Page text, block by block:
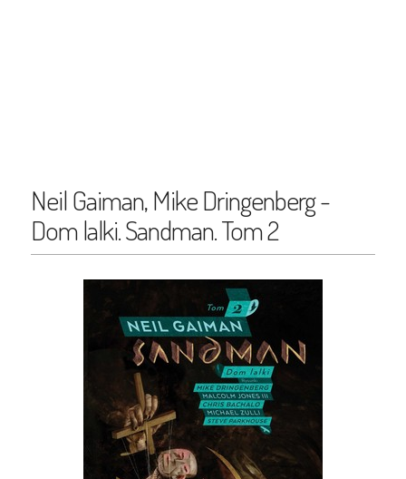
Neil Gaiman, Mike Dringenberg -
Dom lalki. Sandman. Tom 2